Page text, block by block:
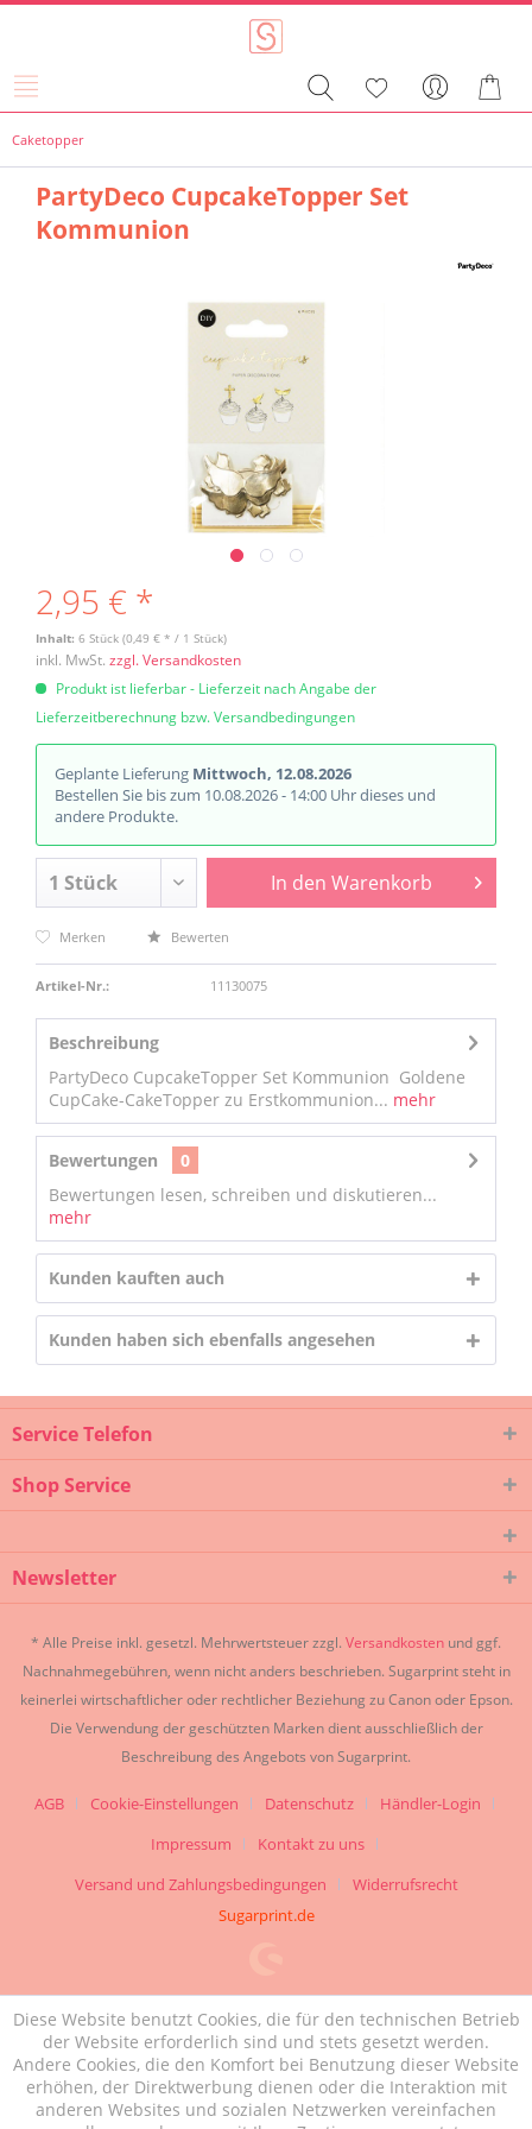
Caketopper
PartyDeco CupcakeTopper Set
Kommunion
2,95 € *
Inhalt: 6 Stück (0,49 € * / 1 Stück)
inkl. MwSt. zzgl. Versandkosten
Produkt ist lieferbar - Lieferzeit nach Angabe der
Lieferzeitberechnung bzw. Versandbedingungen
Geplante Lieferung Mittwoch, 12.08.2026
Bestellen Sie bis zum 10.08.2026 - 14:00 Uhr dieses und
andere Produkte.
In den Warenkorb
Merken Bewerten
Artikel-Nr.: 11130075
Beschreibung
PartyDeco CupcakeTopper Set Kommunion Goldene
CupCake-CakeTopper zu Erstkommunion... mehr
Bewertungen
0
Bewertungen lesen, schreiben und diskutieren...
mehr
Kunden kauften auch
Kunden haben sich ebenfalls angesehen
Service Telefon
Shop Service
Newsletter
* Alle Preise inkl. gesetzl. Mehrwertsteuer zzgl. Versandkosten und ggf.
Nachnahmegebühren, wenn nicht anders beschrieben. Sugarprint steht in
keinerlei wirtschaftlicher oder rechtlicher Beziehung zu Canon oder Epson.
Die Verwendung der geschützten Marken dient ausschließlich der
Beschreibung des Angebots von Sugarprint.
AGB Cookie-Einstellungen Datenschutz
Händler-Login
Impressum
Kontakt zu uns
Versand und Zahlungsbedingungen
Widerrufsrecht
Sugarprint.de
Diese Website benutzt Cookies, die für den technischen Betrieb
der Website erforderlich sind und stets gesetzt werden.
Andere Cookies, die den Komfort bei Benutzung dieser Website
erhöhen, der Direktwerbung dienen oder die Interaktion mit
anderen Websites und sozialen Netzwerken vereinfachen